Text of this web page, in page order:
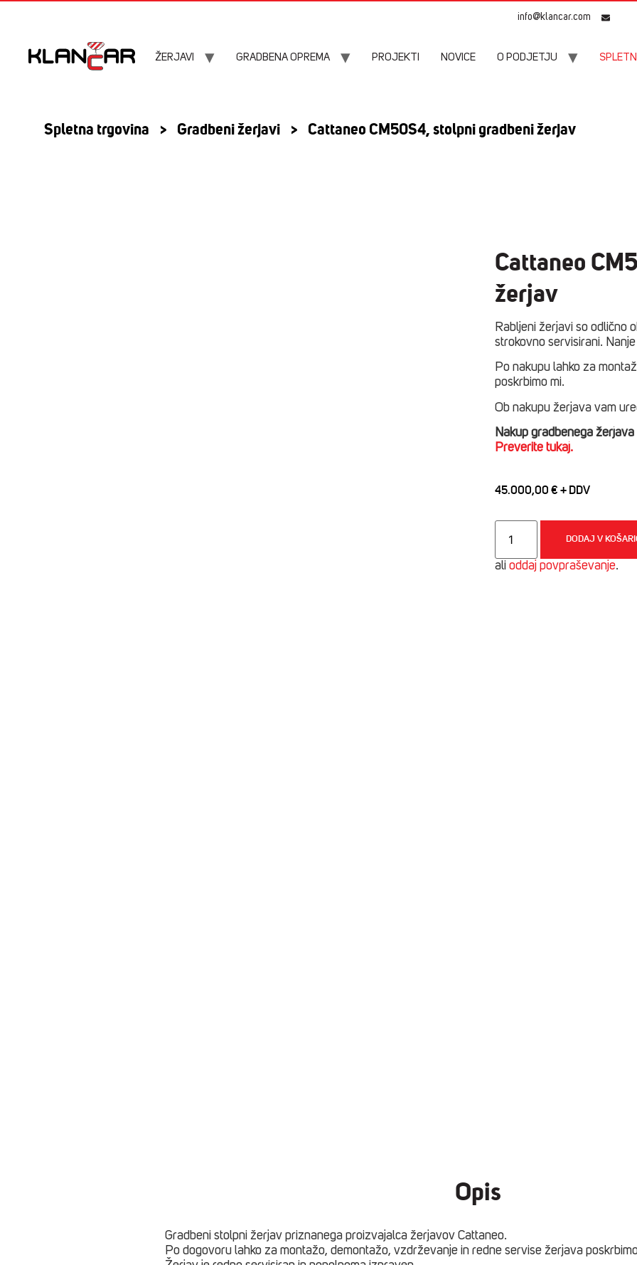
info@klancar.com
ŽERJAVI GRADBENA OPREMA PROJEKTI NOVICE O PODJETJU
Spletna trgovina > Gradbeni žerjavi > Cattaneo CM50S4, stolpni gradbeni žerjav
Cattaneo
žerjav
Rabljeni žerjavi so odlično
strokovno servisirani.
Po nakupu lahko za
poskrbimo mi.
Ob nakupu žerjava vam
Nakup gradbenega
Preverite tukaj.
45.000,00€
Cattaneo
CM50S4,
stolpni
gradbeni
žerjav
DODAJ V
alioddaj povpraševanje.
Opis
Gradbeni stolpni žerjav priznanega proizvajalca žerjavov Cattaneo.
Po dogovoru lahko za montažo, demontažo, vzdrževanje in redne servise žerjava